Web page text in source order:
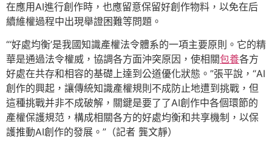
在應用AI進行創作時，也應留意保留好創作物料，以免在后
續維權過程中出現舉證困難等問題。
“‘好處均衡’是我國知識產權法令體系的一項主要原則。它的精
華是通過法令權威，協調各方面沖突原因，使相關包養各方
好處在共存和相容的基礎上達到公道優化狀態。”張平說，“AI
創作的興起，讓傳統知識產權規則不成防止地遭到挑戰，但
這種挑戰并非不成破解，關鍵是要了了AI創作中各個環節的
產權保護規范，構成相關各方的好處均衡和共享機制，以保
護推動AI創作的發展。”（記者 龔文靜）